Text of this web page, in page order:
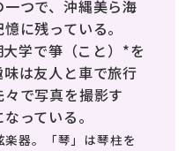
つで、沖縄美ら海
に残っている。
学で箏（こと）*を
は友人と車で旅行
で写真を撮影す
っている。
器。「琴」は琴柱を